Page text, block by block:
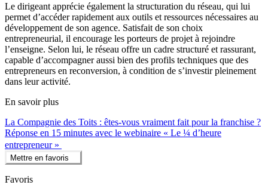
Le dirigeant apprécie également la structuration du réseau, qui lui
permet d’accéder rapidement aux outils et ressources nécessaires au
développement de son agence. Satisfait de son choix
entrepreneurial, il encourage les porteurs de projet à rejoindre
l’enseigne. Selon lui, le réseau offre un cadre structuré et rassurant,
capable d’accompagner aussi bien des profils techniques que des
entrepreneurs en reconversion, à condition de s’investir pleinement
dans leur activité.
En savoir plus
La Compagnie des Toits : êtes-vous vraiment fait pour la franchise ?
Réponse en 15 minutes avec le webinaire « Le ¼ d’heure
entrepreneur »
Mettre en favoris
Favoris